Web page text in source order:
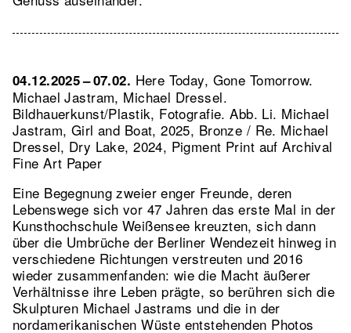
04.12.2025 – 07.02. Here Today, Gone Tomorrow.
Michael Jastram, Michael Dressel.
Bildhauerkunst/Plastik, Fotografie.Abb. Li. Michael
Jastram, Girl and Boat, 2025, Bronze / Re. Michael
Dressel, Dry Lake, 2024, Pigment Print auf Archival
Fine Art Paper
Eine Begegnung zweier enger Freunde, deren
Lebenswege sich vor 47 Jahren das erste Mal in der
Kunsthochschule Weißensee kreuzten, sich dann
über die Umbrüche der Berliner Wendezeit hinweg in
verschiedene Richtungen verstreuten und 2016
wieder zusammenfanden: wie die Macht äußerer
Verhältnisse ihre Leben prägte, so berühren sich die
Skulpturen Michael Jastrams und die in der
nordamerikanischen Wüste entstehenden Photos